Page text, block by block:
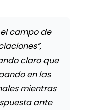
campo de
claro que
en las
mientras
ante